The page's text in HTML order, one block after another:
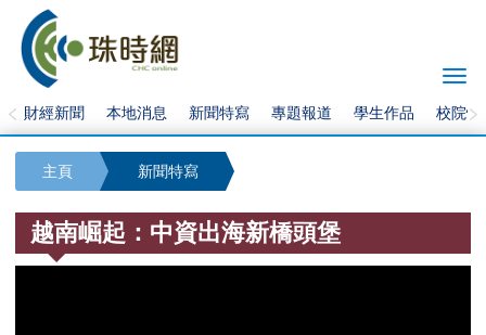
財經新聞 本地消息 新聞特寫 專題報道 學生作品 校院快
主頁 新聞特寫
越南崛起：中資出海新橋頭堡